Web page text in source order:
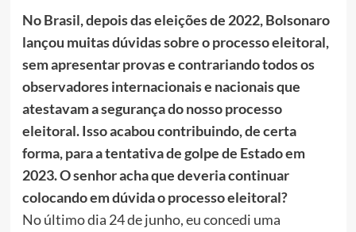
No Brasil, depois das eleições de 2022, Bolsonaro
lançou muitas dúvidas sobre o processo eleitoral,
sem apresentar provas e contrariando todos os
observadores internacionais e nacionais que
atestavam a segurança do nosso processo
eleitoral. Isso acabou contribuindo, de certa
forma, para a tentativa de golpe de Estado em
2023. O senhor acha que deveria continuar
colocando em dúvida o processo eleitoral?
No último dia 24 de junho, eu concedi uma